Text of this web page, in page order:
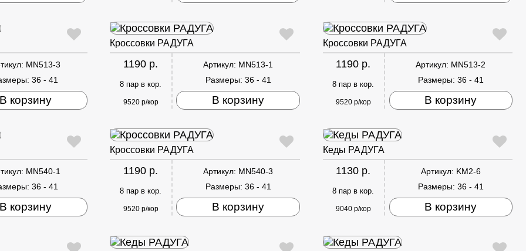
MN513-3
36 - 41
В корзину
Кроссовки РАДУГА
1190 р.
8 пар в кор.
9520 р/кор
Артикул: MN513-1
Размеры: 36 - 41
В корзину
Кроссовки РАДУГА
1190 р.
8 пар в кор.
9520 р/кор
Артикул: MN513-2
Размеры: 36 - 41
В корзину
MN540-1
36 - 41
В корзину
Кроссовки РАДУГА
1190 р.
8 пар в кор.
9520 р/кор
Артикул: MN540-3
Размеры: 36 - 41
В корзину
Кеды РАДУГА
1130 р.
8 пар в кор.
9040 р/кор
Артикул: KM2-6
Размеры: 36 - 41
В корзину